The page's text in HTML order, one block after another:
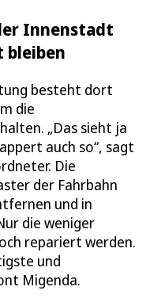
Innenstadt
bleiben
besteht dort
die
„Das sieht ja
auch so“, sagt
Die
der Fahrbahn
und in
die weniger
repariert werden.
und
Migenda.